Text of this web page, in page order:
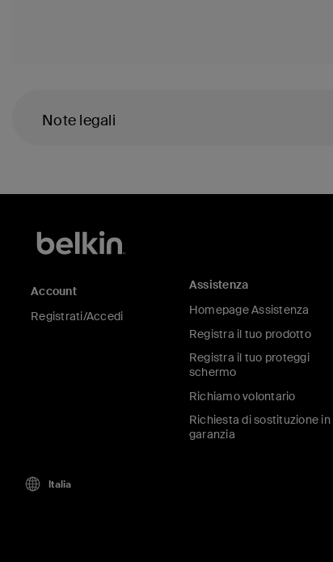
Note legali
Account
Registrati/Accedi
Assistenza
Homepage Assistenza
Registra il tuo prodotto
Registra il tuo proteggi
schermo
Richiamo volontario
Richiesta di sostituzione in
garanzia
Italia